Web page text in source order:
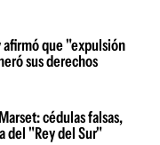
afirmó que "expulsión
sus derechos
cédulas falsas,
del "Rey del Sur"